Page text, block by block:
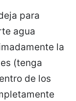
para
agua
la
(tenga
de los